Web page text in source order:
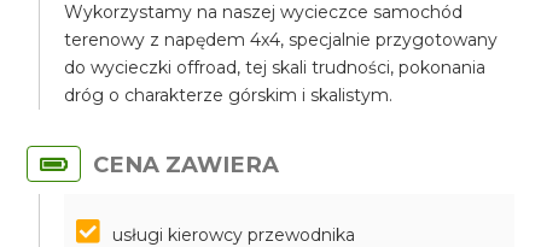
Wykorzystamy na naszej wycieczce samochód
terenowy z napędem 4x4, specjalnie przygotowany
do wycieczki offroad, tej skali trudności, pokonania
dróg o charakterze górskim i skalistym.
CENA ZAWIERA
usługi kierowcy przewodnika